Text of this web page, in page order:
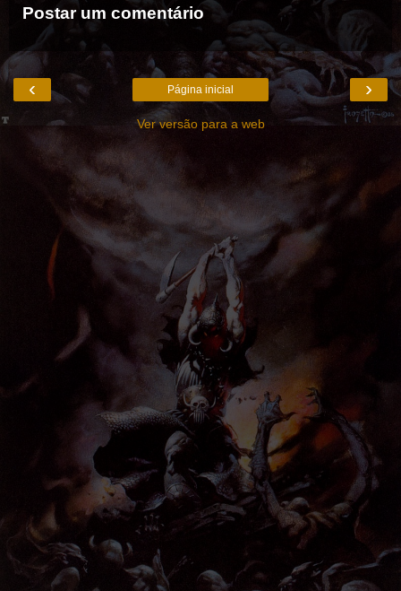
Postar um comentário
‹ ›
Página inicial
Ver versão para a web